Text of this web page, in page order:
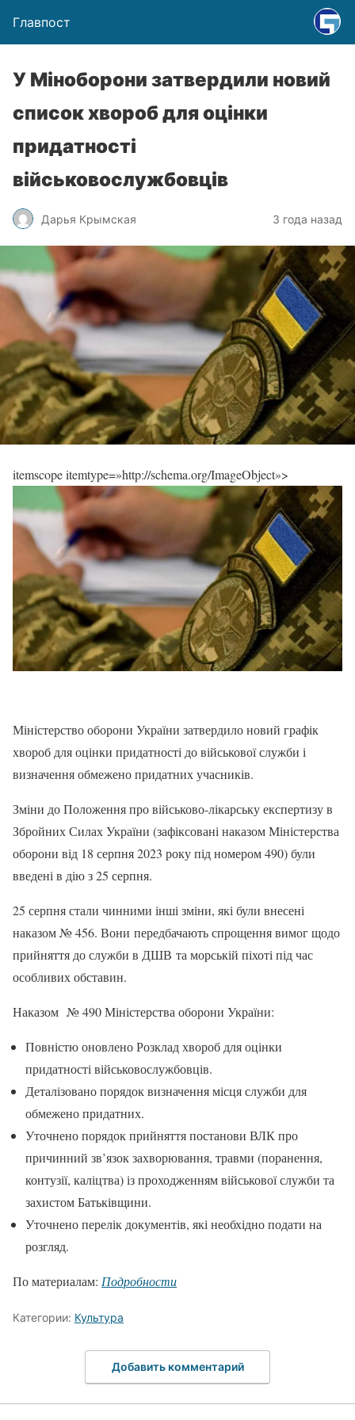
Главпост
У Міноборони затвердили новий
список хвороб для оцінки
придатності
військовослужбовців
Дарья Крымская 3 года назад
itemscope itemtype=»http://schema.org/ImageObject»>
Міністерство оборони України затвердило новий графік
хвороб для оцінки придатності до військової служби і
визначення обмежено придатних учасників.
Зміни до Положення про військово-лікарську експертизу в
Збройних Силах України (зафіксовані наказом Міністерства
оборони від 18 серпня 2023 року під номером 490) були
введені в дію з 25 серпня.
25 серпня стали чинними інші зміни, які були внесені
наказом № 456. Вони передбачають спрощення вимог щодо
прийняття до служби в ДШВ та морській піхоті під час
особливих обставин.
Наказом № 490 Міністерства оборони України:
Повністю оновлено Розклад хвороб для оцінки
придатності військовослужбовців.
Деталізовано порядок визначення місця служби для
обмежено придатних.
Уточнено порядок прийняття постанови ВЛК про
причинний зв’язок захворювання, травми (поранення,
контузії, каліцтва) із проходженням військової служби та
захистом Батьківщини.
Уточнено перелік документів, які необхідно подати на
розгляд.
По материалам: Подробности
Категории: Культура
Добавить комментарий